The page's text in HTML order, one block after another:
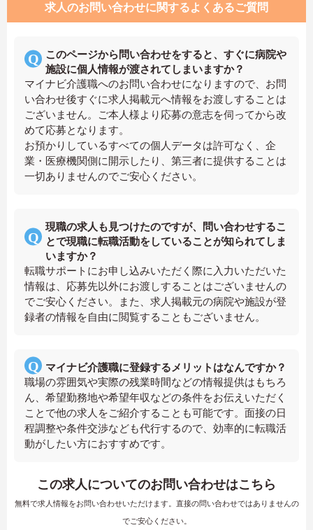
求人のお問い合わせに関するよくあるご質問
このページから問い合わせをすると、すぐに病院や
施設に個人情報が渡されてしまいますか？
マイナビ介護職へのお問い合わせになりますので、お問
い合わせ後すぐに求人掲載元へ情報をお渡しすることは
ございません。ご本人様より応募の意志を伺ってから改
めて応募となります。
お預かりしているすべての個人データは許可なく、企
業・医療機関側に開示したり、第三者に提供することは
一切ありませんのでご安心ください。
現職の求人も見つけたのですが、問い合わせするこ
とで現職に転職活動をしていることが知られてしま
いますか？
転職サポートにお申し込みいただく際に入力いただいた
情報は、応募先以外にお渡しすることはございませんの
でご安心ください。また、求人掲載元の病院や施設が登
録者の情報を自由に閲覧することもございません。
マイナビ介護職に登録するメリットはなんですか？
職場の雰囲気や実際の残業時間などの情報提供はもちろ
ん、希望勤務地や希望年収などの条件をお伝えいただく
ことで他の求人をご紹介することも可能です。面接の日
程調整や条件交渉なども代行するので、効率的に転職活
動がしたい方におすすめです。
この求人についてのお問い合わせはこちら
無料で求人情報をお問い合わせいただけます。直接の問い合わせではありませんの
でご安心ください。